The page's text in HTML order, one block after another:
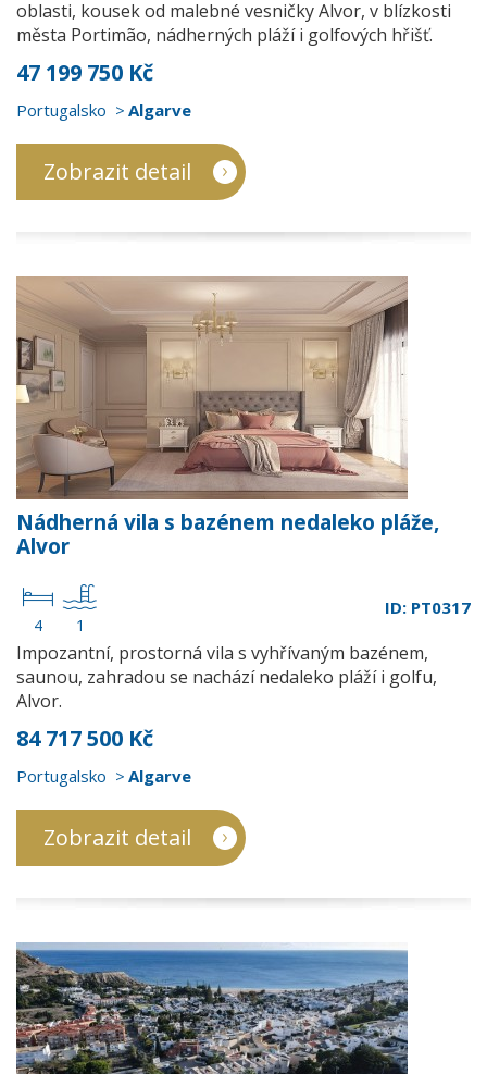
oblasti, kousek od malebné vesničky Alvor, v blízkosti
města Portimão, nádherných pláží i golfových hřišť.
47 199 750 Kč
Portugalsko Algarve
Zobrazit detail
Nádherná vila s bazénem nedaleko pláže,
Alvor
4 1
ID: PT0317
Impozantní, prostorná vila s vyhřívaným bazénem,
saunou, zahradou se nachází nedaleko pláží i golfu,
Alvor.
84 717 500 Kč
Portugalsko Algarve
Zobrazit detail